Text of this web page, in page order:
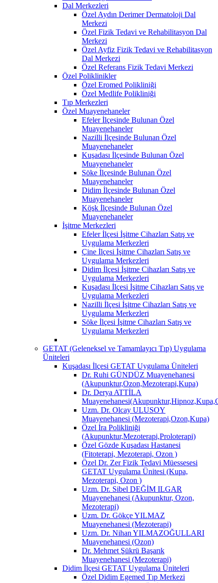
Dal Merkezleri
Özel Aydın Derimer Dermatoloji Dal
Merkezi
Özel Fizik Tedavi ve Rehabilitasyon Dal
Merkezi
Özel Ayfiz Fizik Tedavi ve Rehabilitasyon
Dal Merkezi
Özel Referans Fizik Tedavi Merkezi
Özel Poliklinikler
Özel Eromed Polikliniği
Özel Medlife Polikliniği
Tıp Merkezleri
Özel Muayenehaneler
Efeler İlçesinde Bulunan Özel
Muayenehaneler
Nazilli İlçesinde Bulunan Özel
Muayenehaneler
Kuşadası İlçesinde Bulunan Özel
Muayenehaneler
Söke İlçesinde Bulunan Özel
Muayenehaneler
Didim İlçesinde Bulunan Özel
Muayenehaneler
Köşk İlçesinde Bulunan Özel
Muayenehaneler
İşitme Merkezleri
Efeler İlçesi İşitme Cihazları Satış ve
Uygulama Merkezleri
Çine İlçesi İşitme Cihazları Satış ve
Uygulama Merkezleri
Didim İlçesi İşitme Cihazları Satış ve
Uygulama Merkezleri
Kuşadası İlçesi İşitme Cihazları Satış ve
Uygulama Merkezleri
Nazilli İlçesi İşitme Cihazları Satış ve
Uygulama Merkezleri
Söke İlçesi İşitme Cihazları Satış ve
Uygulama Merkezleri
GETAT (Geleneksel ve Tamamlayıcı Tıp) Uygulama
Üniteleri
Kuşadası İlçesi GETAT Uygulama Üniteleri
Dr. Ruhi GÜNDÜZ Muayenehanesi
(Akupunktur,Ozon,Mezoterapi,Kupa)
Dr. Derya ATTİLA
Uzm. Dr. Olcay ULUSOY
Muayenehanesi (Mezoterapi,Ozon,Kupa)
Özel İra Polikliniği
(Akupunktur,Mezoterapi,Proloterapi)
Özel Gözde Kuşadası Hastanesi
(Fitoterapi, Mezoterapi, Ozon )
Özel Dr. Zer Fizik Tedavi Müessesesi
GETAT Uygulama Ünitesi (Kupa,
Mezoterapi, Ozon )
Uzm. Dr. Sibel DEĞİM ILGAR
Muayenehanesi (Akupunktur, Ozon,
Mezoterapi)
Uzm. Dr. Gökçe YILMAZ
Muayenehanesi (Mezoterapi)
Uzm. Dr. Nihan YILMAZOĞULLARI
Muayenehanesi (Ozon)
Dr. Mehmet Şükrü Başarık
Muayenehanesi (Mezoterapi)
Didim İlçesi GETAT Uygulama Üniteleri
Özel Didim Egemed Tıp Merkezi